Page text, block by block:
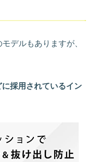
デルもありますが、
採用されているイン